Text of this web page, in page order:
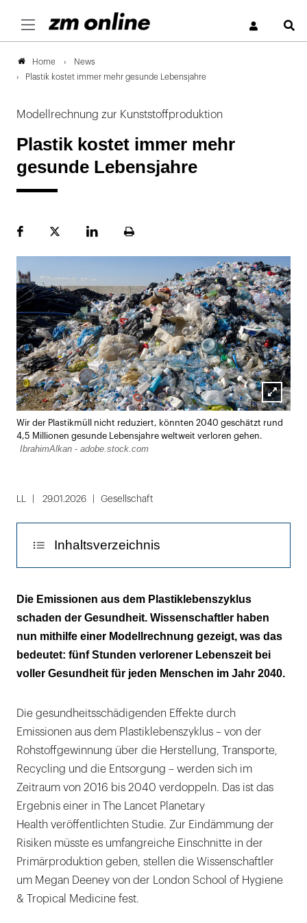
Home
News
Plastik kostet immer mehr gesunde Lebensjahre
Modellrechnung zur Kunststoffproduktion
Plastik kostet immer mehr
gesunde Lebensjahre
FacebookPlattformLinekdInSeite
Lightbox
öffnen
Wir der Plastikmüll nicht reduziert, könnten 2040 geschätzt rund
4,5 Millionen gesunde Lebensjahre weltweit verloren gehen.
IbrahimAlkan - adobe.stock.com
29.01.2026 Gesellschaft
Inhaltsverzeichnis
Bereits 2016: 2,1 Millionen verlorene gesunde
Lebensjahre
Die Emissionen aus dem Plastiklebenszyklus
schaden der Gesundheit. Wissenschaftler haben
nun mithilfe einer Modellrechnung gezeigt, was das
bedeutet: fünf Stunden verlorener Lebenszeit bei
voller Gesundheit für jeden Menschen im Jahr 2040.
Die gesundheitsschädigenden Effekte durch
Emissionen aus dem Plastiklebenszyklus – von der
Rohstoffgewinnung über die Herstellung, Transporte,
Recycling und die Entsorgung – werden sich im
Zeitraum von 2016 bis 2040 verdoppeln. Das ist das
Ergebnis einer in The Lancet Planetary
Health veröffentlichten Studie. Zur Eindämmung der
Risiken müsste es umfangreiche Einschnitte in der
Primärproduktion geben, stellen die Wissenschaftler
um Megan Deeney von der London School of Hygiene
& Tropical Medicine fest.